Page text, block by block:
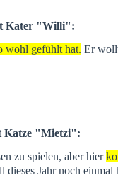
Kater "Willi":
wohl gefühlt hat. Er
Katze "Mietzi":
zu spielen, aber hier
dieses Jahr noch einmal